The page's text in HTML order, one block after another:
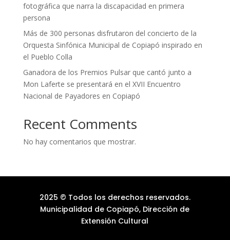
fotográfica que narra la discapacidad en primera
persona
Más de 300 personas disfrutaron del concierto de la
Orquesta Sinfónica Municipal de Copiapó inspirado en
el Pueblo Colla
Ganadora de los Premios Pulsar que cantó junto a
Mon Laferte se presentará en el XVII Encuentro
Nacional de Payadores en Copiapó
Recent Comments
No hay comentarios que mostrar.
2025 © Todos los derechos reservados.
Municipalidad de Copiapó, Dirección de
Extensión Cultural